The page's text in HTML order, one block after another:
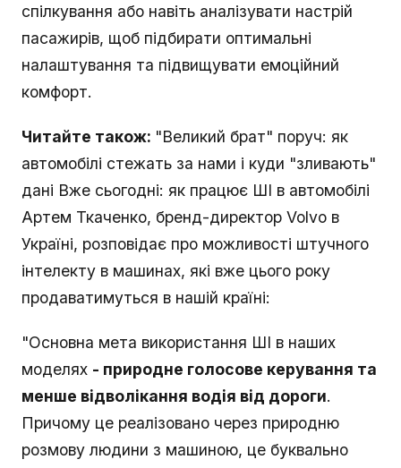
спілкування або навіть аналізувати настрій
пасажирів, щоб підбирати оптимальні
налаштування та підвищувати емоційний
комфорт.
Читайте також: "Великий брат" поруч: як
автомобілі стежать за нами і куди "зливають"
дані Вже сьогодні: як працює ШІ в автомобілі
Артем Ткаченко, бренд-директор Volvo в
Україні, розповідає про можливості штучного
інтелекту в машинах, які вже цього року
продаватимуться в нашій країні:
"Основна мета використання ШІ в наших
моделях - природне голосове керування та
менше відволікання водія від дороги.
Причому це реалізовано через природню
розмову людини з машиною, це буквально